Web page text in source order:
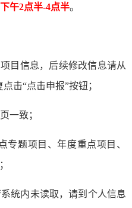
午2点半-4点半。
目信息，后续修改信息请从
击“点击申报”按钮；
一致；
专题项目、年度重点项目、
统内未读取，请到个人信息